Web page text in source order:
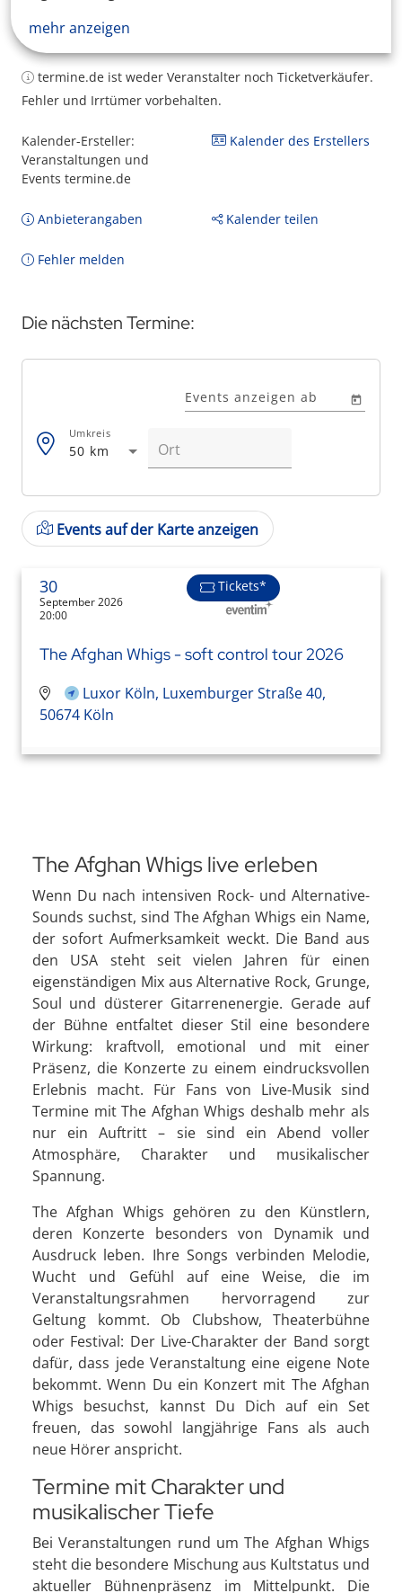
mehr anzeigen
termine.de ist weder Veranstalter noch Ticketverkäufer.
Fehler und Irrtümer vorbehalten.
Kalender-Ersteller:
Veranstaltungen und
Events termine.de
Kalender des Erstellers
Anbieterangaben Kalender teilen
Fehler melden
Die nächsten Termine:
Events anzeigen ab
50 km
Umkreis
Events auf der Karte anzeigen
30
September 2026
20:00
Tickets*
The Afghan Whigs - soft control tour 2026
Luxor Köln, Luxemburger Straße 40,
50674 Köln
The Afghan Whigs live erleben
Wenn Du nach intensiven Rock- und Alternative-
Sounds suchst, sind The Afghan Whigs ein Name,
der sofort Aufmerksamkeit weckt. Die Band aus
den USA steht seit vielen Jahren für einen
eigenständigen Mix aus Alternative Rock, Grunge,
Soul und düsterer Gitarrenenergie. Gerade auf
der Bühne entfaltet dieser Stil eine besondere
Wirkung: kraftvoll, emotional und mit einer
Präsenz, die Konzerte zu einem eindrucksvollen
Erlebnis macht. Für Fans von Live-Musik sind
Termine mit The Afghan Whigs deshalb mehr als
nur ein Auftritt – sie sind ein Abend voller
Atmosphäre, Charakter und musikalischer
Spannung.
The Afghan Whigs gehören zu den Künstlern,
deren Konzerte besonders von Dynamik und
Ausdruck leben. Ihre Songs verbinden Melodie,
Wucht und Gefühl auf eine Weise, die im
Veranstaltungsrahmen hervorragend zur
Geltung kommt. Ob Clubshow, Theaterbühne
oder Festival: Der Live-Charakter der Band sorgt
dafür, dass jede Veranstaltung eine eigene Note
bekommt. Wenn Du ein Konzert mit The Afghan
Whigs besuchst, kannst Du Dich auf ein Set
freuen, das sowohl langjährige Fans als auch
neue Hörer anspricht.
Termine mit Charakter und
musikalischer Tiefe
Bei Veranstaltungen rund um The Afghan Whigs
steht die besondere Mischung aus Kultstatus und
aktueller Bühnenpräsenz im Mittelpunkt. Die